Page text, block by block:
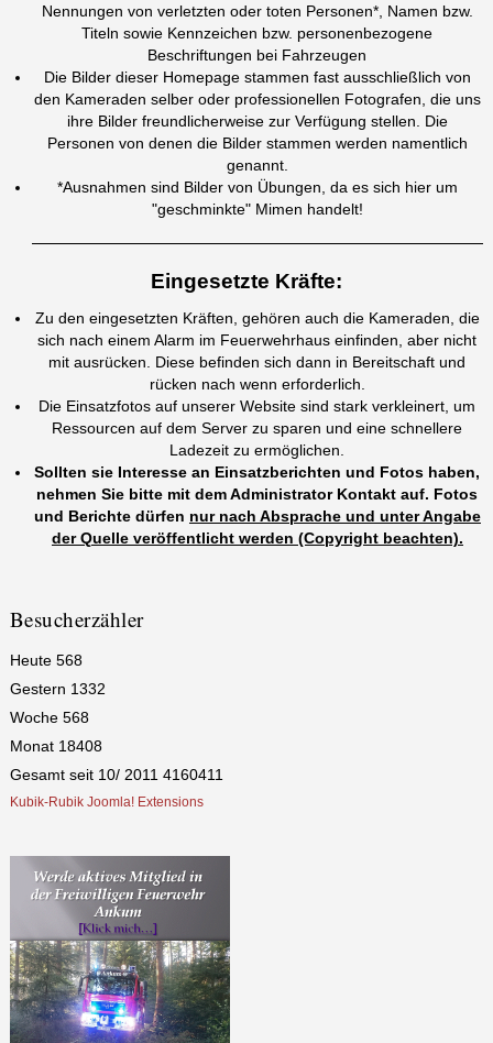
Nennungen von verletzten oder toten Personen*, Namen bzw.
Titeln sowie Kennzeichen bzw. personenbezogene
Beschriftungen bei Fahrzeugen
Die Bilder dieser Homepage stammen fast ausschließlich von
den Kameraden selber oder professionellen Fotografen, die uns
ihre Bilder freundlicherweise zur Verfügung stellen. Die
Personen von denen die Bilder stammen werden namentlich
genannt.
*Ausnahmen sind Bilder von Übungen, da es sich hier um
"geschminkte" Mimen handelt!
Eingesetzte Kräfte:
Zu den eingesetzten Kräften, gehören auch die Kameraden, die
sich nach einem Alarm im Feuerwehrhaus einfinden, aber nicht
mit ausrücken. Diese befinden sich dann in Bereitschaft und
rücken nach wenn erforderlich.
Die Einsatzfotos auf unserer Website sind stark verkleinert, um
Ressourcen auf dem Server zu sparen und eine schnellere
Ladezeit zu ermöglichen.
Sollten sie Interesse an Einsatzberichten und Fotos haben,
nehmen Sie bitte mit dem Administrator Kontakt auf. Fotos
und Berichte dürfen nur nach Absprache und unter Angabe
der Quelle veröffentlicht werden (Copyright beachten).
Besucherzähler
Heute 568
Gestern 1332
Woche 568
Monat 18408
Gesamt seit 10/ 2011 4160411
Kubik-Rubik Joomla! Extensions